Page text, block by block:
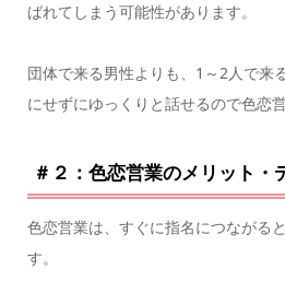
ばれてしまう可能性があります。
団体で来る男性よりも、1～2人で来
にせずにゆっくりと話せるので色恋
＃２：色恋営業のメリット・
色恋営業は、すぐに指名につながる
す。